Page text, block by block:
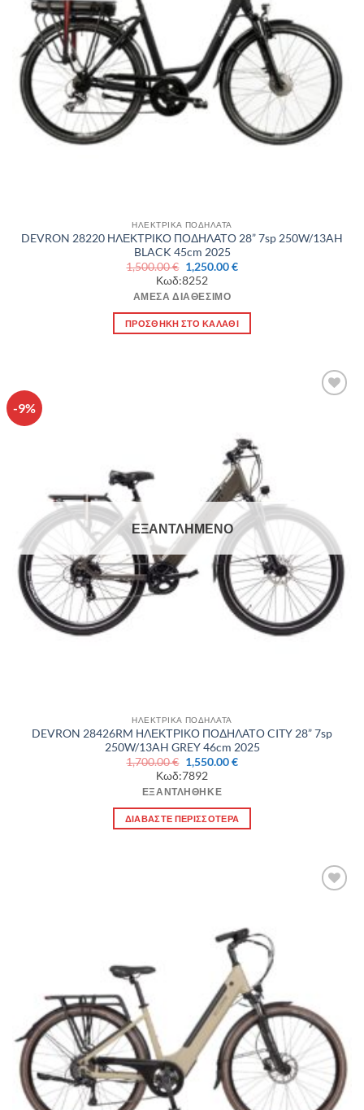
ΗΛΕΚΤΡΙΚΑ ΠΟΔΗΛΑΤΑ
DEVRON 28220 ΗΛΕΚΤΡΙΚΟ ΠΟΔΗΛΑΤΟ 28” 7sp 250W/13AH
BLACK 45cm 2025
1,500.00€ Original
price
was:
1,500.00 €.
1,250.00€Η
Κωδ:8252
ΆΜΕΣΑ ΔΙΑΘΈΣΙΜΟ
ΠΡΟΣΘΉΚΗ ΣΤΟ ΚΑΛΆΘΙ
-9%
ΕΞΑΝΤΛΗΜΈΝΟ
ΗΛΕΚΤΡΙΚΑ ΠΟΔΗΛΑΤΑ
DEVRON 28426RM ΗΛΕΚΤΡΙΚΟ ΠΟΔΗΛΑΤΟ CITY 28” 7sp
250W/13AH GREY 46cm 2025
1,700.00€ Original
price
was:
1,700.00 €.
1,550.00€Η
Κωδ:7892
ΕΞΑΝΤΛΉΘΗΚΕ
ΔΙΑΒΆΣΤΕ ΠΕΡΙΣΣΌΤΕΡΑ